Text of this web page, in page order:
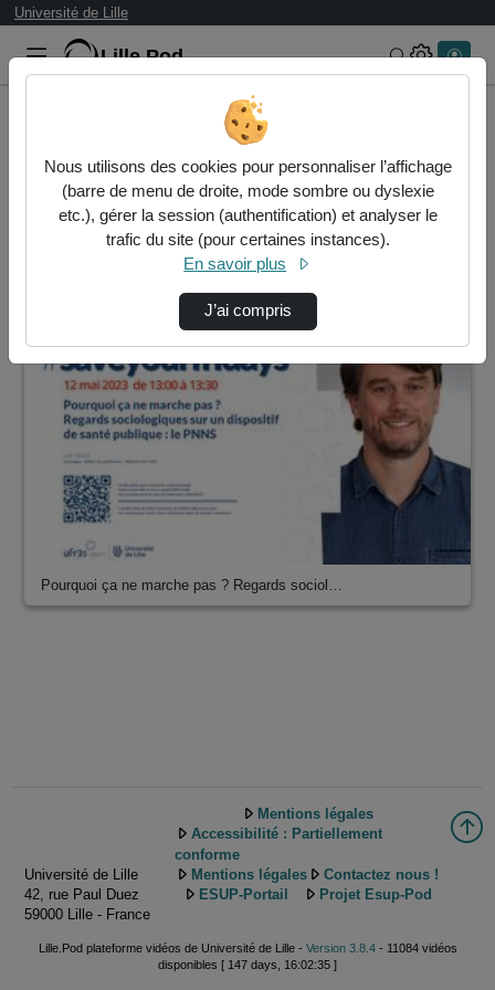
Université de Lille
Lille.Pod Rechercher
Résultats de la recherche
1 vidéo trouvée
Pourquoi ça ne marche pas ? Regards sociol…
Université de Lille
42, rue Paul Duez
59000 Lille - France
Mentions légales
Accessibilité : Partiellement
conforme
Mentions légales
Contactez nous !
ESUP-Portail
Projet Esup-Pod
Lille.Pod plateforme vidéos de Université de Lille - Version 3.8.4- 11084 vidéos
disponibles [ 147 days, 16:02:35 ]
Nous utilisons des cookies pour personnaliser l’affichage
(barre de menu de droite, mode sombre ou dyslexie
etc.), gérer la session (authentification) et analyser le
trafic du site (pour certaines instances).
En savoir plus
J’ai compris